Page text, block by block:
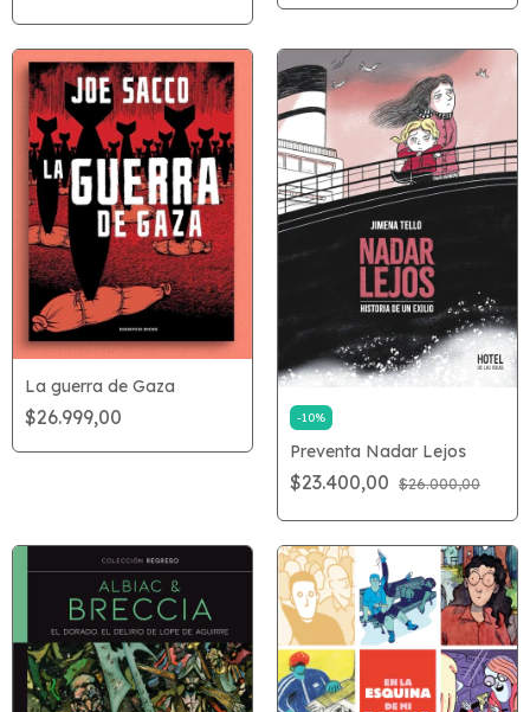
La guerra de Gaza
$26.999,00 -10%
Preventa Nadar Lejos
$23.400,00 $26.000,00